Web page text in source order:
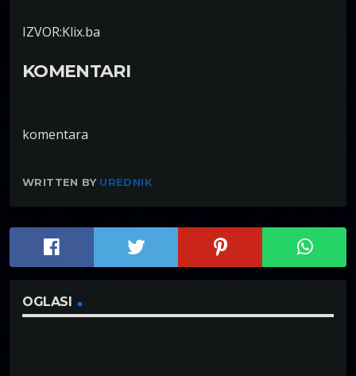
IZVOR:Klix.ba
KOMENTARI
komentara
WRITTEN BY UREDNIK
OGLASI